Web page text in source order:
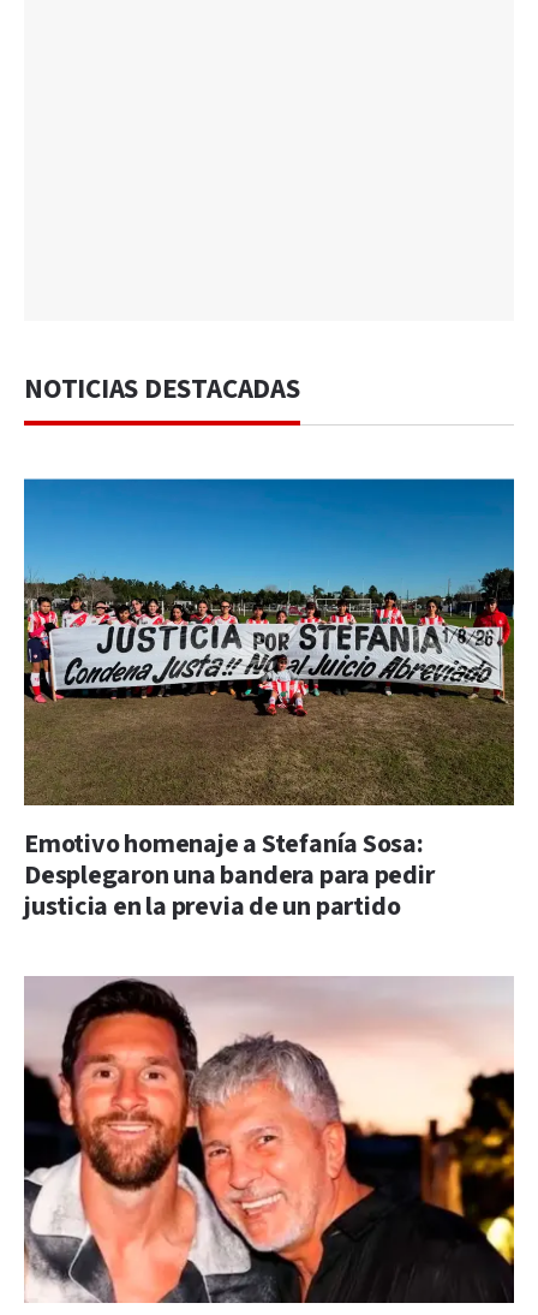
NOTICIAS DESTACADAS
Emotivo homenaje a Stefanía Sosa:
Desplegaron una bandera para pedir
justicia en la previa de un partido